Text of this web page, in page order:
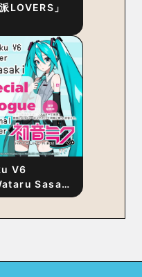
LOVERS」
V6
Sasaki
Vocal-